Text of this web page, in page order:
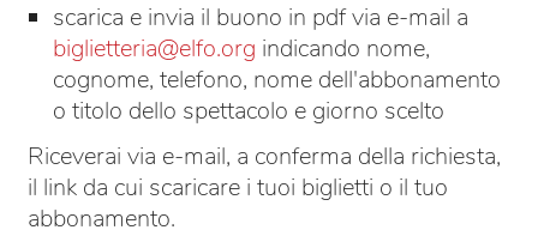
scarica e invia il buono in pdf via e-mail a
biglietteria@elfo.org indicando nome,
cognome, telefono, nome dell'abbonamento
o titolo dello spettacolo e giorno scelto
Riceverai via e-mail, a conferma della richiesta,
il link da cui scaricare i tuoi biglietti o il tuo
abbonamento.